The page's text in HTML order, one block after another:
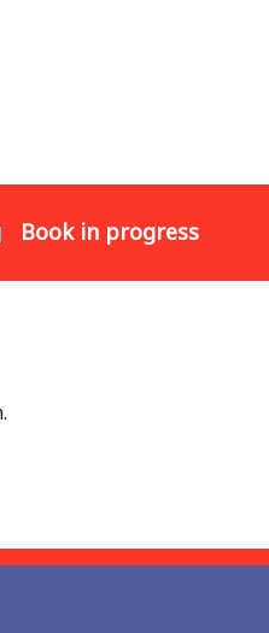
Book in progress